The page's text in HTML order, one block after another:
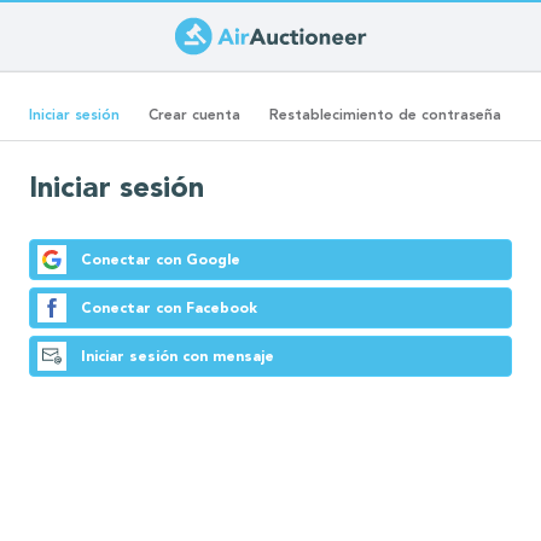
al
contenido
principal
Solapas
Iniciar sesión (solapa
activa)
Crear cuenta Restablecimiento de contraseña
Iniciar sesión
Conectar con Google
Conectar con Facebook
Iniciar sesión con mensaje